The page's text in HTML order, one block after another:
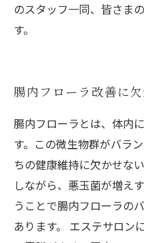
のスタッフ一同、皆さま
す。
腸内フローラ改善に
腸内フローラとは、体内
す。この微生物群がバラ
ちの健康維持に欠かせな
しながら、悪玉菌が増え
うことで腸内フローラの
あります。 エステサロン